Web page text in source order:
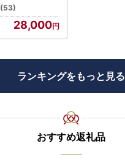
(53)
28,000
ランキングをもっと見る
おすすめ返礼品